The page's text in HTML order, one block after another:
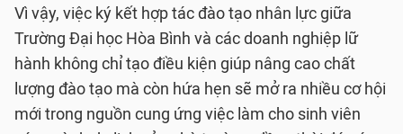
Vì vậy, việc ký kết hợp tác đào tạo nhân lực giữa
Trường Đại học Hòa Bình và các doanh nghiệp lữ
hành không chỉ tạo điều kiện giúp nâng cao chất
lượng đào tạo mà còn hứa hẹn sẽ mở ra nhiều cơ hội
mới trong nguồn cung ứng việc làm cho sinh viên